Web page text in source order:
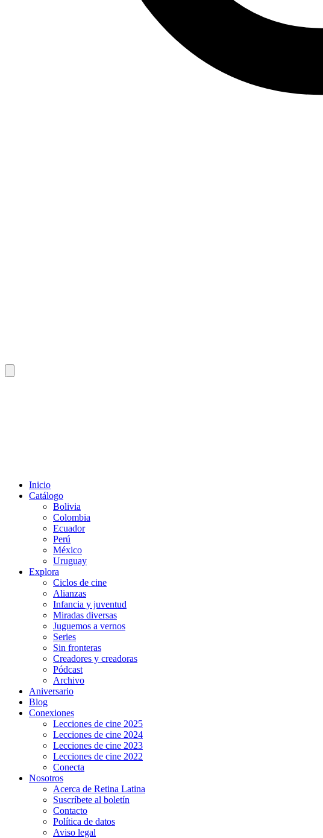
Inicio
Catálogo
Bolivia
Colombia
Ecuador
Perú
México
Uruguay
Explora
Ciclos de cine
Alianzas
Infancia y juventud
Miradas diversas
Juguemos a vernos
Series
Sin fronteras
Creadores y creadoras
Pódcast
Archivo
Aniversario
Blog
Conexiones
Lecciones de cine 2025
Lecciones de cine 2024
Lecciones de cine 2023
Lecciones de cine 2022
Conecta
Nosotros
Acerca de Retina Latina
Suscríbete al boletín
Contacto
Política de datos
Aviso legal